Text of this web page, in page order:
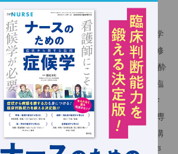
学医学部医学科（現：香川大学医学部医学
から京都大学医学部附属病院整形外科研修
国セントルイス ワシントン大学医学部麻酔
年5月米国ヴァンダービルト大学医学部臨
（MSCI）修了。2015年4月から東海大学
救急センター長、外科学系救命救急医学専
年7月神戸大学大学院医学研究科外科系講
野 先進救命救急医学部門 特命教授、神戸